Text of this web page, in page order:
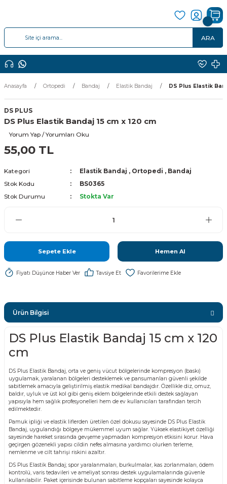
ARA
Anasayfa Ortopedi Bandaj Elastik Bandaj DS Plus Elastik
DS PLUS
DS Plus Elastik Bandaj 15 cm x 120 cm
Yorum Yap / Yorumları Oku
55,00 TL
Kategori Elastik Bandaj , Ortopedi , Bandaj
Stok Kodu
BS0365
Stok Durumu
Stokta Var
Sepete Ekle Hemen Al
Fiyatı Düşünce Haber Ver Tavsiye Et
Ürün Bilgisi
DS Plus Elastik Bandaj 15 cm x 120
cm
DS Plus Elastik Bandaj, orta ve geniş vücut bölgelerinde kompresyon (baskı)
uygulamak, yaralanan bölgeleri desteklemek ve pansumanları güvenli şekilde
sabitlemek amacıyla geliştirilmiş elastik medikal bandajdır. Özellikle diz, omuz,
baldır, uyluk ve üst kol gibi geniş eklem bölgelerinde etkili destek sağlayan
yapısıyla hem sağlık profesyonelleri hem de ev kullanıcıları tarafından tercih
edilmektedir.
Pamuk ipliği ve elastik liflerden üretilen özel dokusu sayesinde DS Plus Elastik
Bandaj, uygulandığı bölgeye mükemmel uyum sağlar. Yüksek elastikiyet özelliği
sayesinde hareket sırasında gevşeme yapmadan kompresyon etkisini korur. Hava
geçirgen gözenekli yapısı cildin nefes almasına yardımcı olurken terleme,
nemlenme ve cilt tahrişi riskini azaltır.
DS Plus Elastik Bandaj; spor yaralanmaları, burkulmalar, kas zorlanmaları, ödem
kontrolü, varis tedavileri ve ameliyat sonrası destek uygulamalarında güvenle
kullanılabilir. Paket içerisinde bulunan sabitleme kopçaları sayesinde kolayca